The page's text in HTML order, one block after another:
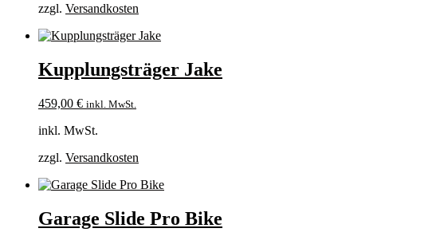
zzgl. Versandkosten
Kupplungsträger Jake
459,00 € inkl. MwSt.
inkl. MwSt.
zzgl. Versandkosten
Garage Slide Pro Bike